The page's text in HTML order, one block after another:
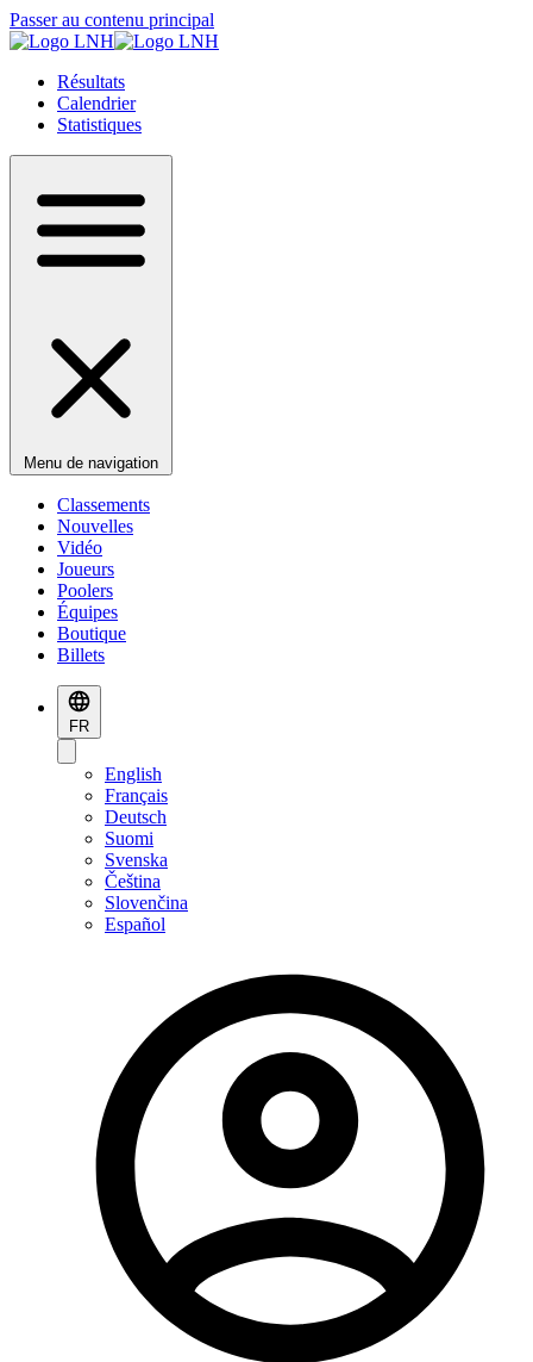
Passer au contenu principal
Résultats
Calendrier
Statistiques
Menu de navigation
Classements
Nouvelles
Vidéo
Joueurs
Poolers
Équipes
Boutique
Billets
FR
English
Français
Deutsch
Suomi
Svenska
Čeština
Slovenčina
Español